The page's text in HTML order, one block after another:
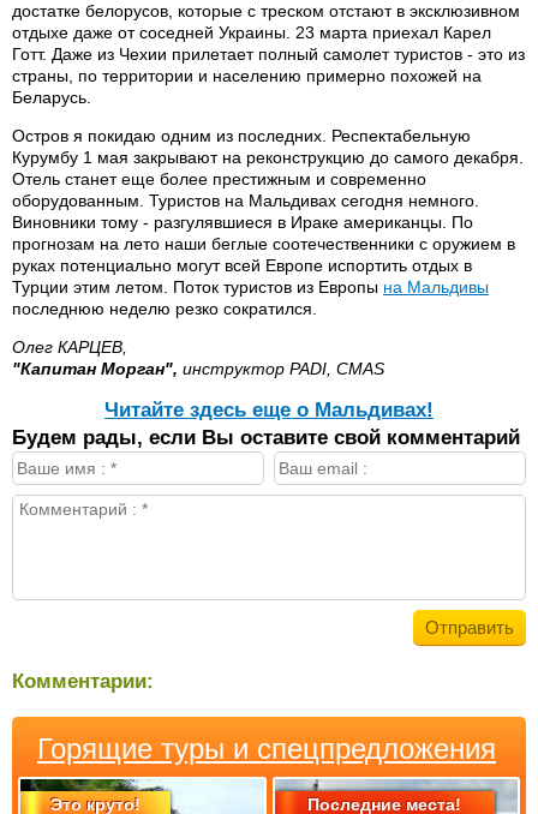
достатке белорусов, которые с треском отстают в эксклюзивном
отдыхе даже от соседней Украины. 23 марта приехал Карел
Готт. Даже из Чехии прилетает полный самолет туристов - это из
страны, по территории и населению примерно похожей на
Беларусь.
Остров я покидаю одним из последних. Респектабельную
Курумбу 1 мая закрывают на реконструкцию до самого декабря.
Отель станет еще более престижным и современно
оборудованным. Туристов на Мальдивах сегодня немного.
Виновники тому - разгулявшиеся в Ираке американцы. По
прогнозам на лето наши беглые соотечественники с оружием в
руках потенциально могут всей Европе испортить отдых в
Турции этим летом. Поток туристов из Европы на Мальдивы
последнюю неделю резко сократился.
Олег КАРЦЕВ,
"Капитан Морган", инструктор PADI, CMAS
Читайте здесь еще о Мальдивах!
Будем рады, если Вы оставите свой комментарий
Комментарии:
Горящие туры и спецпредложения
Это круто! Последние места!